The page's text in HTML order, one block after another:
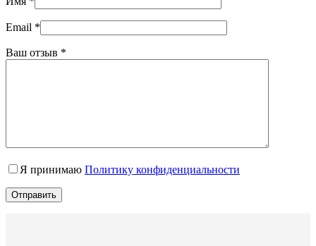
Email *
Ваш отзыв *
Я принимаю Политику конфиденциальности
Отправить